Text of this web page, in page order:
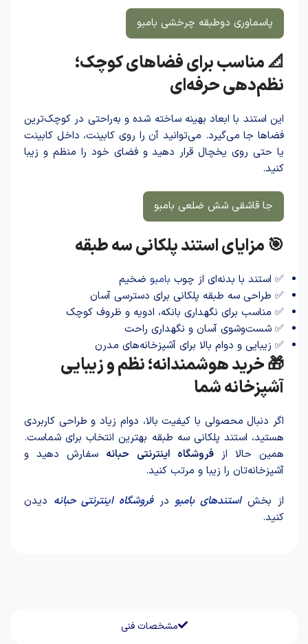
مشخصات فنی
پاسماوری دوطبقه چرخشی بامبو
📐 مناسب برای فضاهای کوچک؛
نظم‌دهی حرفه‌ای
این استند با ابعاد بهینه ساخته شده و به‌راحتی در کوچک‌ترین
فضاها جا می‌گیرد. می‌توانید آن را روی کابینت، داخل کابینت
یا حتی روی یخچال قرار دهید و فضای خود را منظم و زیبا
کنید.
جا قاشقی شش ضلعی بامبو
🎯 مزایای استند پلکانی سه طبقه
✅ استند با بدنه‌ای از چوب بامبو ضخیم
✅ طراحی سه طبقه پلکانی برای دسترسی آسان
✅ مناسب برای نگهداری بانکه، ادویه و ظروف کوچک
✅ شست‌وشوی آسان و نگهداری راحت
✅ زیبایی و دوام بالا برای آشپزخانه‌های مدرن
🎁 خرید هوشمندانه؛ نظم و زیبایی
آشپزخانه شما
اگر دنبال محصولی با کیفیت بالا، دوام زیاد و طراحی کاربردی
هستید، استند پلکانی سه طبقه بهترین انتخاب برای شماست.
همین حالا ازفروشگاه اینترنتی حبانه سفارش دهید و
آشپزخانه‌تان را زیبا و مرتب کنید.
از بخشاستندهای بامبودرفروشگاه اینترنتی حبانه دیدن
کنید.